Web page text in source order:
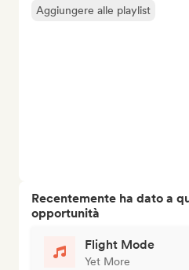
Aggiungere alle playlist
Recentemente ha dato a
opportunità
Flight Mode
Yet More